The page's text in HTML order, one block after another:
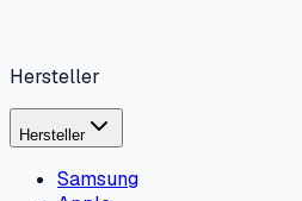
Hersteller
Hersteller
Samsung